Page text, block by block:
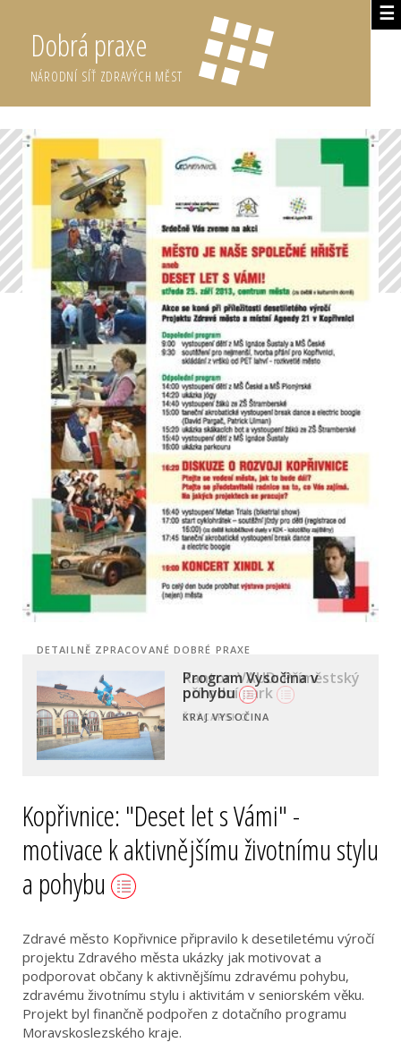
☰
Dobrá praxe
NÁRODNÍ SÍŤ ZDRAVÝCH MĚST
DETAILNĚ ZPRACOVANÉ DOBRÉ PRAXE
Program Vysočina v
pohybu
KRAJ VYSOČINA
Kopřivnice: "Deset let s Vámi" -
motivace k aktivnějšímu životnímu stylu
a pohybu
Zdravé město Kopřivnice připravilo k desetiletému výročí
projektu Zdravého města ukázky jak motivovat a
podporovat občany k aktivnějšímu zdravému pohybu,
zdravému životnímu stylu i aktivitám v seniorském věku.
Projekt byl finančně podpořen z dotačního programu
Moravskoslezského kraje.